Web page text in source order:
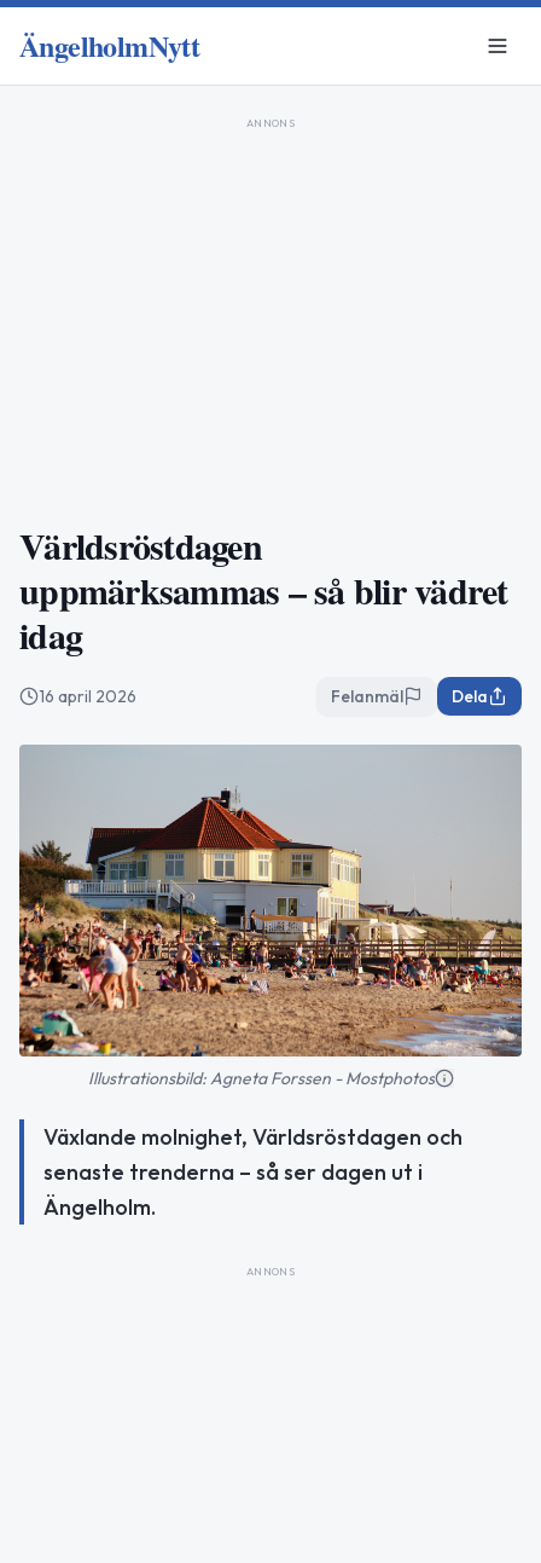
ÄngelholmNytt
ANNONS
Världsröstdagen
uppmärksammas – så blir vädret
idag
16 april 2026 Felanmäl Dela
Illustrationsbild: Agneta Forssen - Mostphotos
Växlande molnighet, Världsröstdagen och
senaste trenderna – så ser dagen ut i
Ängelholm.
ANNONS